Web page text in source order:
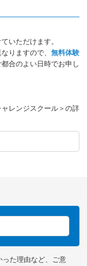
いただけます。
りますので、 無料体験
合のよい日時でお申し
レンジスクール＞の詳
った理由など、ご意